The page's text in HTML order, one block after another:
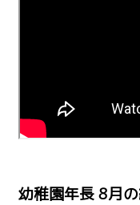
幼稚園年長 8月